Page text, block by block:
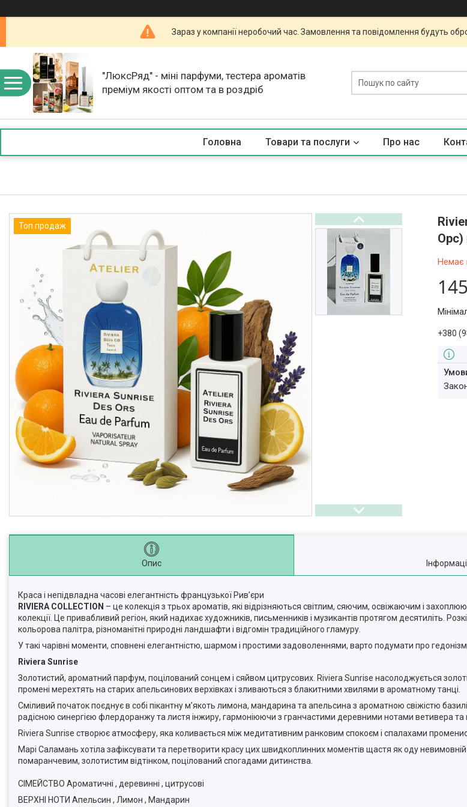
Зараз у компанії неробочий час. Замовлення та повідомлення будуть
"ЛюксРяд" - міні парфуми, тестера ароматів
преміум якості оптом та в роздріб
Головна Товари та послуги Про нас
Топ продаж
Орс)
Немає
+380
Опис
Краса і непідвладна часові елегантність французької Рив’єри
RIVIERA COLLECTION – це колекція з трьох ароматів, які відрізняються світлим, сяючим, освіжаючим і
колекції. Це привабливий регіон, який надихає художників, письменників і музикантів протягом десятиліть.
кольорова палітра, різноманітні природні ландшафти і відгомін традиційного гламуру.
У такі чарівні моменти, сповнені елегантністю, шармом і простими задоволеннями, варто подумати про
Riviera Sunrise
Золотистий, ароматний парфум, поцілований сонцем і сяйвом цитрусових. Riviera Sunrise насолоджується
промені мерехтять на старих апельсинових верхівках і зливаються з блакитними хвилями в ароматному танці.
Сміливий початок поєднує в собі пікантну м’якоть лимона, мандарина та апельсина з ароматною свіжістю
радісною синергією флердоранжу та листя інжиру, гармоніюючи з гранчастими деревними нотами ветивера та
Riviera Sunrise створює атмосферу, яка коливається між медитативним ранковим спокоєм і спалахами
Марі Саламань хотіла зафіксувати та перетворити красу цих швидкоплинних моментів щастя як оду
помаранчевим, золотистим відтінком, поцілований спогадами дитинства.
СІМЕЙСТВО Ароматичні , деревинні , цитрусові
ВЕРХНІ НОТИ Апельсин , Лимон , Мандарин